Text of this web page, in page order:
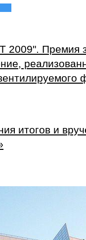
2009". Премия
итогов и